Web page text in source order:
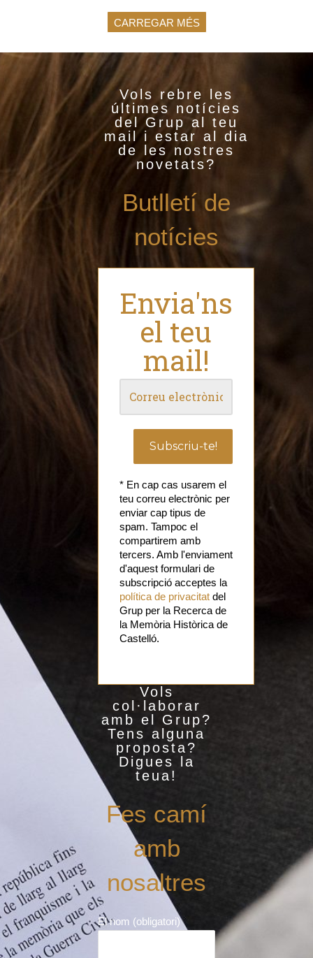
CARREGAR MÉS
Vols rebre les
últimes notícies
del Grup al teu
mail i estar al dia
de les nostres
novetats?
Butlletí de
notícies
Envia'ns
el teu
mail!
* En cap cas usarem el
teu correu electrònic per
enviar cap tipus de
spam. Tampoc el
compartirem amb
tercers. Amb l'enviament
d'aquest formulari de
subscripció acceptes la
política de privacitat del
Grup per la Recerca de
la Memòria Històrica de
Castelló.
Vols
col·laborar
amb el Grup?
Tens alguna
proposta?
Digues la
teua!
Fes camí
amb
nosaltres
El nom (obligatori)